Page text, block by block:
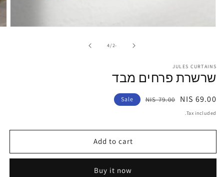
-2
/
of
4
JULES CURTAINS
שרשרת פרחים מבד
Regular
79.00 NIS
Sale
69.00 NIS
Sale
Tax included.
Add to cart
Buy it now